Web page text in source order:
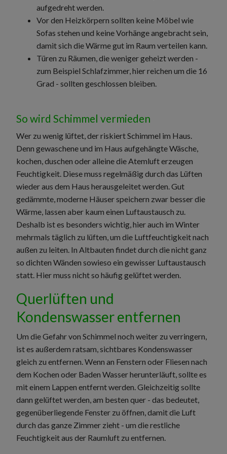
aufgedreht werden.
Vor den Heizkörpern sollten keine Möbel wie
Sofas stehen und keine Vorhänge angebracht sein,
damit sich die Wärme gut im Raum verteilen kann.
Türen zu Räumen, die weniger geheizt werden -
zum Beispiel Schlafzimmer, hier reichen um die 16
Grad - sollten geschlossen bleiben.
So wird Schimmel vermieden
Wer zu wenig lüftet, der riskiert Schimmel im Haus.
Denn gewaschene und im Haus aufgehängte Wäsche,
kochen, duschen oder alleine die Atemluft erzeugen
Feuchtigkeit. Diese muss regelmäßig durch das Lüften
wieder aus dem Haus herausgeleitet werden. Gut
gedämmte, moderne Häuser speichern zwar besser die
Wärme, lassen aber kaum einen Luftaustausch zu.
Deshalb ist es besonders wichtig, hier auch im Winter
mehrmals täglich zu lüften, um die Luftfeuchtigkeit nach
außen zu leiten. In Altbauten findet durch die nicht ganz
so dichten Wänden sowieso ein gewisser Luftaustausch
statt. Hier muss nicht so häufig gelüftet werden.
Querlüften und
Kondenswasser entfernen
Um die Gefahr von Schimmel noch weiter zu verringern,
ist es außerdem ratsam, sichtbares Kondenswasser
gleich zu entfernen. Wenn an Fenstern oder Fliesen nach
dem Kochen oder Baden Wasser herunterläuft, sollte es
mit einem Lappen entfernt werden. Gleichzeitig sollte
dann gelüftet werden, am besten quer - das bedeutet,
gegenüberliegende Fenster zu öffnen, damit die Luft
durch das ganze Zimmer zieht - um die restliche
Feuchtigkeit aus der Raumluft zu entfernen.